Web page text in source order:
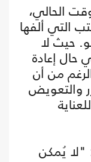
الحالي،
التي ألفها
حيث لا
حال إعادة
من أن
والتعويض
"لا يُمكن